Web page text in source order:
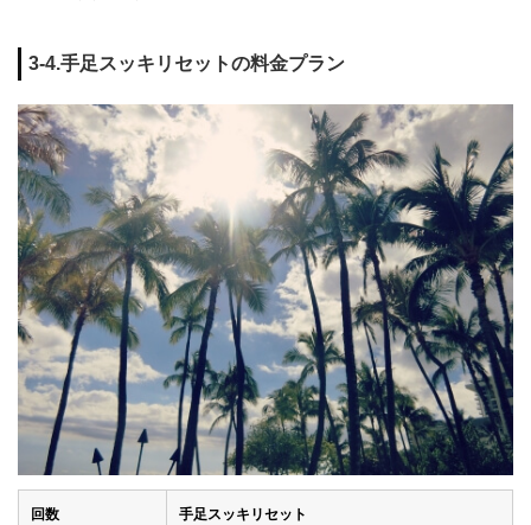
3-4.手足スッキリセットの料金プラン
回数 手足スッキリセット